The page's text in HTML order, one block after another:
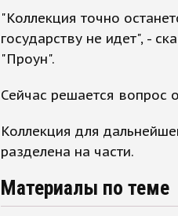
"Коллекция точно
государству не идет", -
"Проун".
Сейчас решается вопрос
Коллекция для
разделена на части.
Материалы по теме